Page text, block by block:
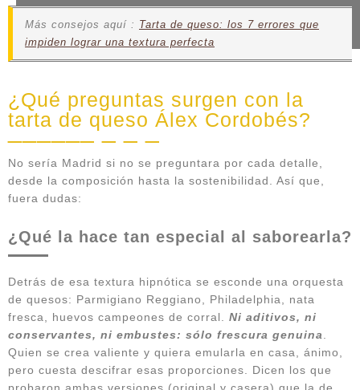
Más consejos aquí : Tarta de queso: los 7 errores que
impiden lograr una textura perfecta
¿Qué preguntas surgen con la
tarta de queso Álex Cordobés?
No sería Madrid si no se preguntara por cada detalle,
desde la composición hasta la sostenibilidad. Así que,
fuera dudas:
¿Qué la hace tan especial al saborearla?
Detrás de esa textura hipnótica se esconde una orquesta
de quesos: Parmigiano Reggiano, Philadelphia, nata
fresca, huevos campeones de corral. Ni aditivos, ni
conservantes, ni embustes: sólo frescura genuina
Quien se crea valiente y quiera emularla en casa, ánimo,
pero cuesta descifrar esas proporciones. Dicen los que